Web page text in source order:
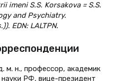
imeni S.S. Korsakova = S.S.
and Psychiatry.
EDN: LALTPN.
м. н., профессор, академик
РФ, вице-президент